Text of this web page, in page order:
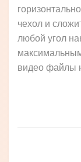
чехол и
любой угол
видео файлы